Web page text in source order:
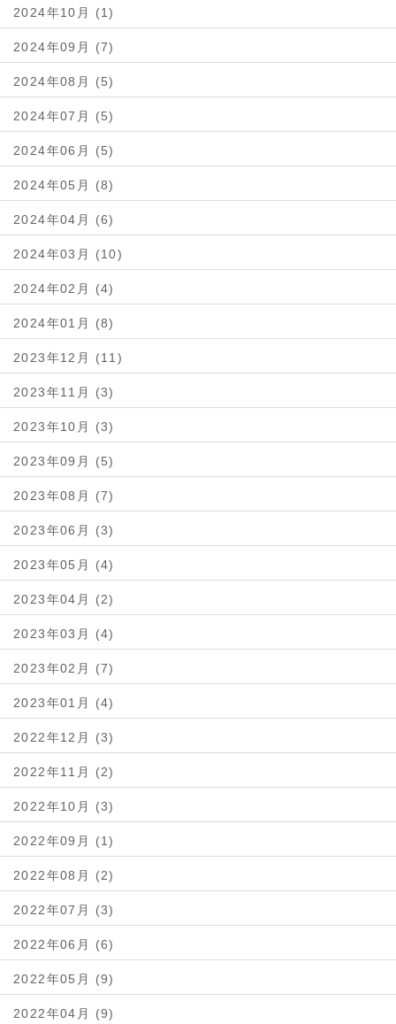
2024年10月 (1)
2024年09月 (7)
2024年08月 (5)
2024年07月 (5)
2024年06月 (5)
2024年05月 (8)
2024年04月 (6)
2024年03月 (10)
2024年02月 (4)
2024年01月 (8)
2023年12月 (11)
2023年11月 (3)
2023年10月 (3)
2023年09月 (5)
2023年08月 (7)
2023年06月 (3)
2023年05月 (4)
2023年04月 (2)
2023年03月 (4)
2023年02月 (7)
2023年01月 (4)
2022年12月 (3)
2022年11月 (2)
2022年10月 (3)
2022年09月 (1)
2022年08月 (2)
2022年07月 (3)
2022年06月 (6)
2022年05月 (9)
2022年04月 (9)